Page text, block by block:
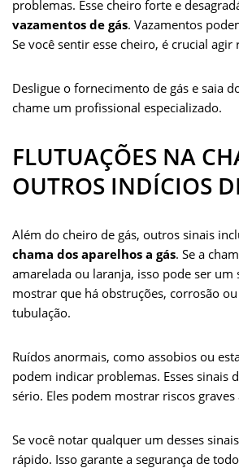
problemas. Esse cheiro forte e
vazamentos de gás. Vazamentos
Se você sentir esse cheiro, é crucial agir
Desligue o fornecimento de gás e saia
chame um profissional especializado.
FLUTUAÇÕES NA
OUTROS INDÍCIOS
Além do cheiro de gás, outros sinais
chama dos aparelhos a gás. Se a
amarelada ou laranja, isso pode ser um
mostrar que há obstruções, corrosão
tubulação.
Ruídos anormais, como assobios ou
podem indicar problemas. Esses sinais
sério. Eles podem mostrar riscos graves
Se você notar qualquer um desses
rápido. Isso garante a segurança de